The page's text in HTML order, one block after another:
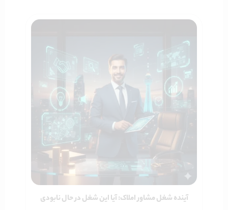
آینده شغل مشاور املاک: آیا این شغل در حال نابودی